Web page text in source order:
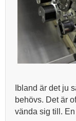
Ibland är det ju
behövs. Det är
vända sig till.